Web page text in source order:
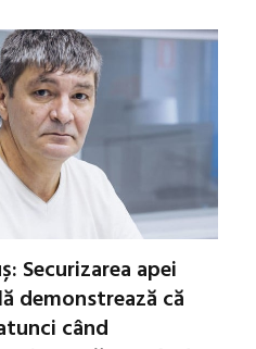
Securizarea apei
demonstrează că
când